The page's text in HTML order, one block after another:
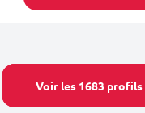
Voir les 1683 profils